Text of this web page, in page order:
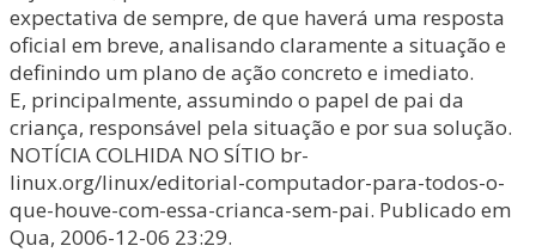
expectativa de sempre, de que haverá uma resposta
oficial em breve, analisando claramente a situação e
definindo um plano de ação concreto e imediato.
E, principalmente, assumindo o papel de pai da
criança, responsável pela situação e por sua solução.
NOTÍCIA COLHIDA NO SÍTIO br-
linux.org/linux/editorial-computador-para-todos-o-
que-houve-com-essa-crianca-sem-pai. Publicado em
Qua, 2006-12-06 23:29.